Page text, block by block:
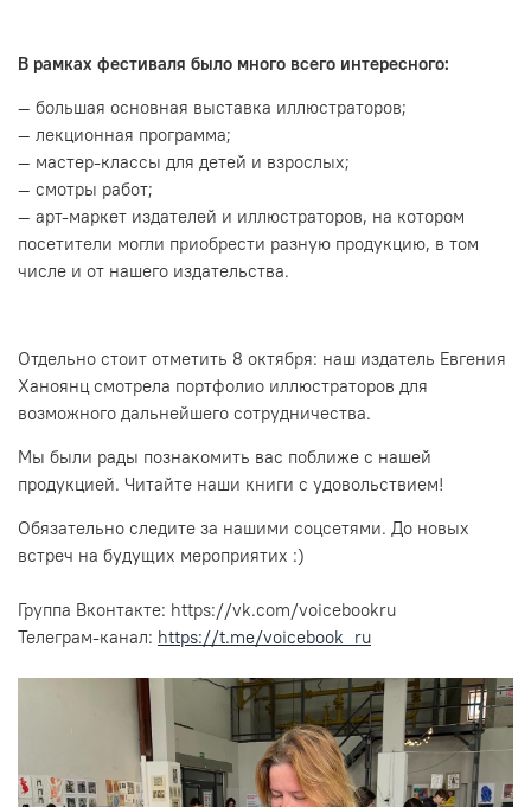
В рамках фестиваля было много всего интересного:
— большая основная выставка иллюстраторов;
— лекционная программа;
— мастер-классы для детей и взрослых;
— смотры работ;
— арт-маркет издателей и иллюстраторов, на котором
посетители могли приобрести разную продукцию, в том
числе и от нашего издательства.
Отдельно стоит отметить 8 октября: наш издатель Евгения
Ханоянц смотрела портфолио иллюстраторов для
возможного дальнейшего сотрудничества.
Мы были рады познакомить вас поближе с нашей
продукцией. Читайте наши книги с удовольствием!
Обязательно следите за нашими соцсетями. До новых
встреч на будущих мероприятих :)
Группа Вконтакте: https://vk.com/voicebookru
Телеграм-канал: https://t.me/voicebook_ru